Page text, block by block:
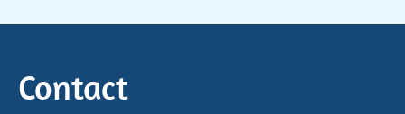
Contact